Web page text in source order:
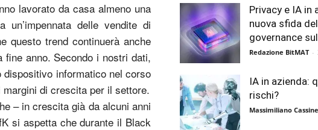
lavorato da casa almeno una
un’impennata delle vendite di
questo trend continuerà anche
anno. Secondo i nostri dati,
informatico nel corso
di crescita per il settore.
– in crescita già da alcuni anni
si aspetta che durante il Black
Privacy e IA in
nuova sfida
governance
Redazione BitMAT -
IA in azienda:
rischi?
Massimiliano